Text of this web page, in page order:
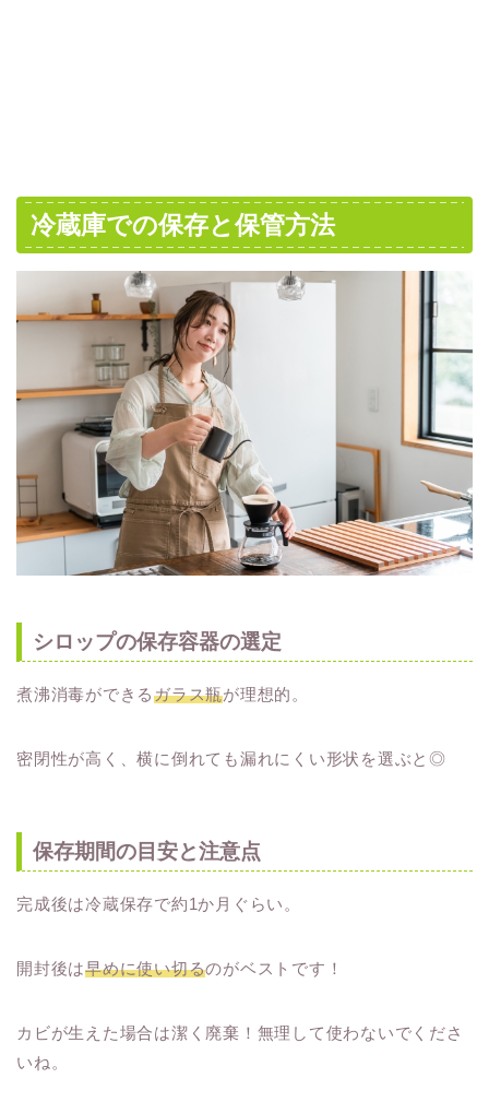
冷蔵庫での保存と保管方法
シロップの保存容器の選定
煮沸消毒ができるガラス瓶が理想的。
密閉性が高く、横に倒れても漏れにくい形状を選ぶと◎
保存期間の目安と注意点
完成後は冷蔵保存で約1か月ぐらい。
開封後は早めに使い切るのがベストです！
カビが生えた場合は潔く廃棄！無理して使わないでくださ
いね。